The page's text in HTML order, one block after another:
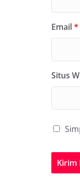
Email*
Situs